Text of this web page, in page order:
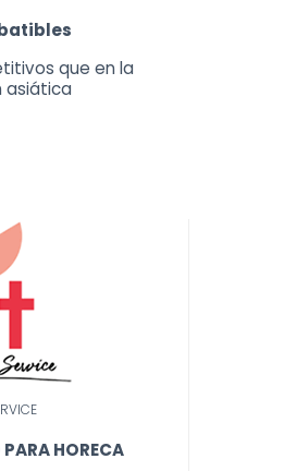
que en la
asiática
HORECA